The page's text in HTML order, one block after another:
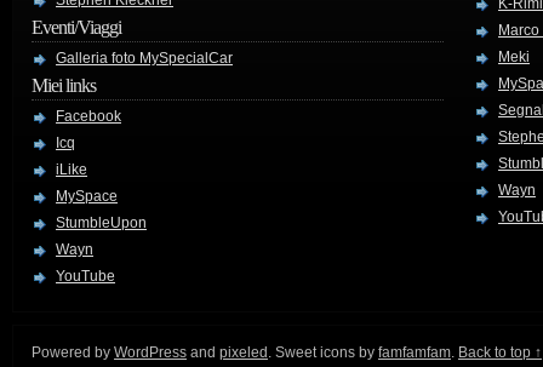
Eventi/Viaggi
Galleria foto MySpecialCar
Miei links
Facebook
Icq
iLike
MySpace
StumbleUpon
Wayn
YouTube
K-
Meki
Wayn
Powered by WordPress and pixeled . Sweet icons by famfamfam. Back to top ↑